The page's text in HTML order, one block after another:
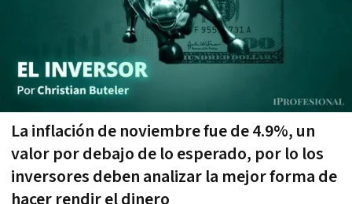
La inflación de noviembre fue de 4.9%, un
valor por debajo de lo esperado, por lo los
inversores deben analizar la mejor forma de